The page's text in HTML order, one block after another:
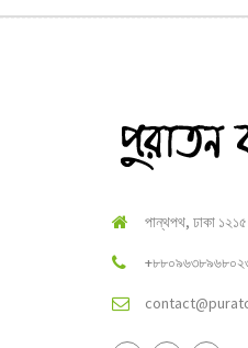
পান্থপথ, ঢাকা ১২১৫